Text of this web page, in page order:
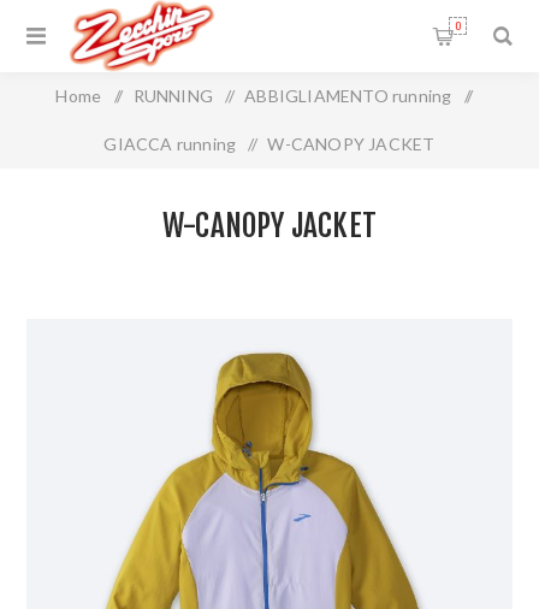
0
Home / RUNNING / ABBIGLIAMENTO running /
GIACCA running / W-CANOPY JACKET
W-CANOPY JACKET